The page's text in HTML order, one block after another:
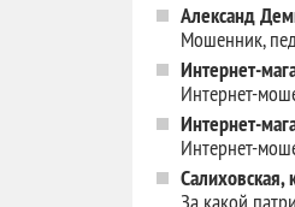
Александ
Мошенник,
Интернет-
Интернет-
Интернет-
Интернет-
Салиховская,